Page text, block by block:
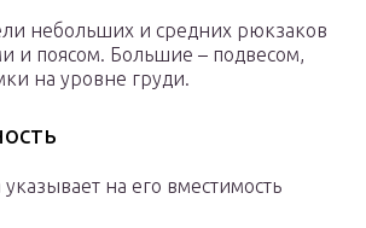
небольших и средних рюкзаков
и поясом. Большие – подвесом,
на уровне груди.
на его вместимость